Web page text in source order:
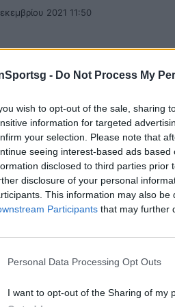
- Do Not Process My
wish to opt-out of the sale, sharing
information for targeted
your selection. Please note that
seeing interest-based ads
disclosed to third parties
disclosure of your personal
This information may also
Participants that may further
Personal Data Processing Opt Outs
I want to opt-out of the Sharing of my
2021 11:50
Άρη και του
από τη ζωή παλαίμαχος
2021 16:59
ελληνικό μπάσκετ
2021 20:41